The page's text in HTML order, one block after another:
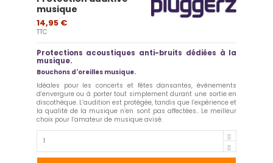
musique
14,95 €
TTC
Protections acoustiques anti-bruits dédiées à la
musique.
Bouchons d'oreilles musique.
Idéales pour les concerts et fêtes dansantes, événements
d’envergure ou à porter tout simplement durant une sortie en
discothèque. L’audition est protégée, tandis que l’expérience et
la qualité de la musique n’en sont pas affectées.. Le meilleur
choix pour l’amateur de musique avisé.